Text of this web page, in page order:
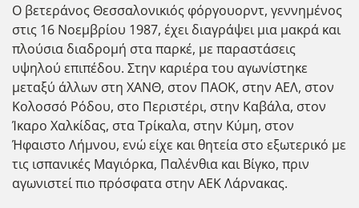
Ο βετεράνος Θεσσαλονικιός φόργουορντ, γεννημένος
στις 16 Νοεμβρίου 1987, έχει διαγράψει μια μακρά και
πλούσια διαδρομή στα παρκέ, με παραστάσεις
υψηλού επιπέδου. Στην καριέρα του αγωνίστηκε
μεταξύ άλλων στη ΧΑΝΘ, στον ΠΑΟΚ, στην ΑΕΛ, στον
Κολοσσό Ρόδου, στο Περιστέρι, στην Καβάλα, στον
Ίκαρο Χαλκίδας, στα Τρίκαλα, στην Κύμη, στον
Ήφαιστο Λήμνου, ενώ είχε και θητεία στο εξωτερικό με
τις ισπανικές Μαγιόρκα, Παλένθια και Βίγκο, πριν
αγωνιστεί πιο πρόσφατα στην ΑΕΚ Λάρνακας.